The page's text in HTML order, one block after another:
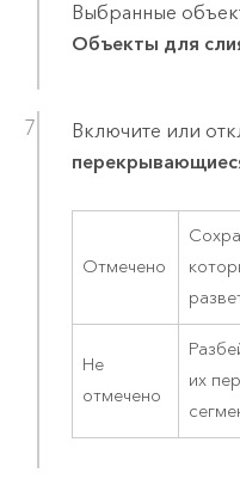
Выбранные
Объекты для
Включите или
Отмечено
Не
отмечено
их